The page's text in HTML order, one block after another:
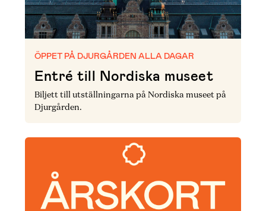
ÖPPET PÅ DJURGÅRDEN ALLA DAGAR
Entré till Nordiska museet
Biljett till utställningarna på Nordiska museet på
Djurgården.